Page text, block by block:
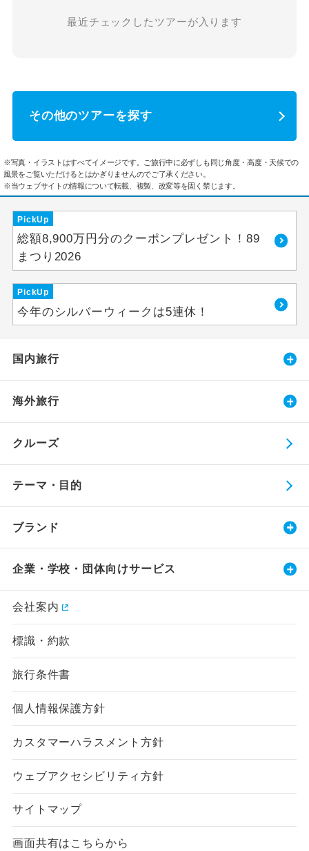
最近チェックしたツアーが入ります
その他のツアーを探す
※写真・イラストはすべてイメージです。ご旅行中に必ずしも同じ角度・高度・天候での
風景をご覧いただけるとはかぎりませんのでご了承ください。
※当ウェブサイトの情報について転載、複製、改変等を固く禁じます。
PickUp
総額8,900万円分のクーポンプレゼント！89
まつり2026
PickUp
今年のシルバーウィークは5連休！
国内旅行
海外旅行
クルーズ
テーマ・目的
ブランド
企業・学校・団体向けサービス
会社案内
標識・約款
旅行条件書
個人情報保護方針
カスタマーハラスメント方針
ウェブアクセシビリティ方針
サイトマップ
画面共有はこちらから